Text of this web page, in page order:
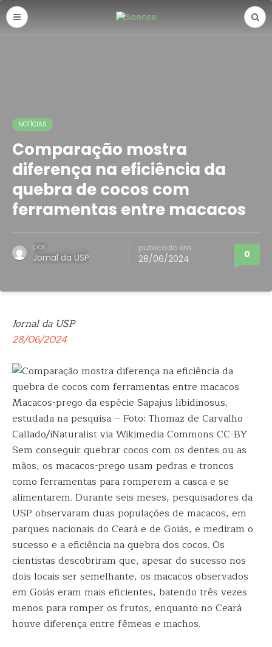
NOTÍCIAS
Comparação mostra
diferença na eficiência da
quebra de cocos com
ferramentas entre macacos
por
Jornal da USP
publicado em
28/06/2024 0
Jornal da USP
28/06/2024
Macacos-prego da espécie Sapajus libidinosus,
estudada na pesquisa – Foto: Thomaz de Carvalho
Callado/iNaturalist via Wikimedia Commons CC-BY
Sem conseguir quebrar cocos com os dentes ou as
mãos, os macacos-prego usam pedras e troncos
como ferramentas para romperem a casca e se
alimentarem. Durante seis meses, pesquisadores da
USP observaram duas populações de macacos, em
parques nacionais do Ceará e de Goiás, e mediram o
sucesso e a eficiência na quebra dos cocos. Os
cientistas descobriram que, apesar do sucesso nos
dois locais ser semelhante, os macacos observados
em Goiás eram mais eficientes, batendo três vezes
menos para romper os frutos, enquanto no Ceará
houve diferença entre fêmeas e machos.